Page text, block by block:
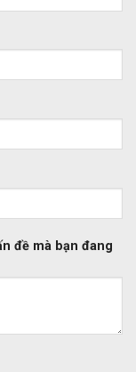
đề mà bạn đang